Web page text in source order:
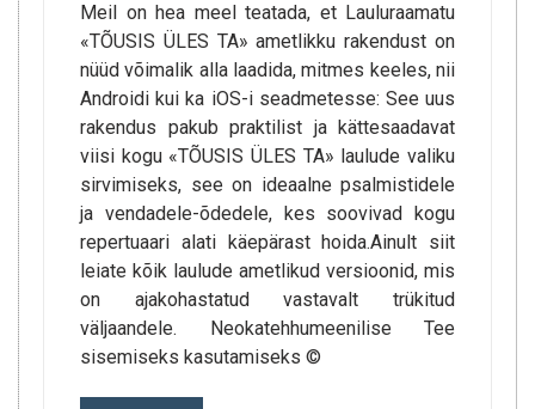
Meil on hea meel teatada, et Lauluraamatu
«TÕUSIS ÜLES TA» ametlikku rakendust on
nüüd võimalik alla laadida, mitmes keeles, nii
Androidi kui ka iOS-i seadmetesse: See uus
rakendus pakub praktilist ja kättesaadavat
viisi kogu «TÕUSIS ÜLES TA» laulude valiku
sirvimiseks, see on ideaalne psalmistidele
ja vendadele-õdedele, kes soovivad kogu
repertuaari alati käepärast hoida.Ainult siit
leiate kõik laulude ametlikud versioonid, mis
on ajakohastatud vastavalt trükitud
väljaandele. Neokatehhumeenilise Tee
sisemiseks kasutamiseks ©